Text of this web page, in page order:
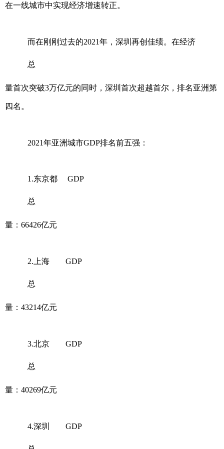
在一线城市中实现经济增速转正。
而在刚刚过去的2021年，深圳再创佳绩。在经济
总
量首次突破3万亿元的同时，深圳首次超越首尔，排名亚洲第
四名。
2021年亚洲城市GDP排名前五强：
1.东京都 GDP
总
量：66426亿元
2.上海 GDP
总
量：43214亿元
3.北京 GDP
总
量：40269亿元
4.深圳 GDP